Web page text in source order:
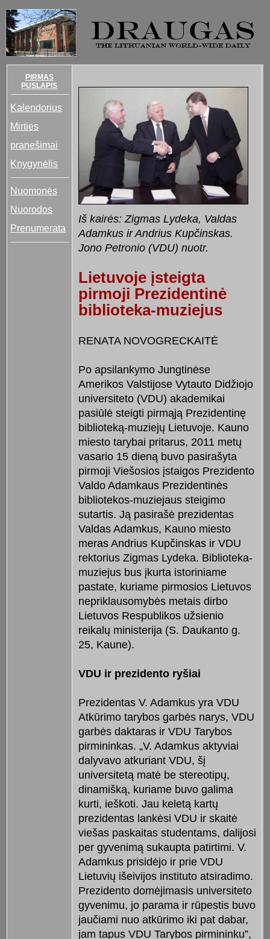
PIRMAS
PUSLAPIS
Kalendorius
Mirties
pranešimai
Knygynėlis
Nuomonės
Nuorodos
Prenumerata
Iš kairės: Zigmas Lydeka, Valdas
Adamkus ir Andrius Kupčinskas.
Jono Petronio (VDU) nuotr.
Lietuvoje įsteigta
pirmoji Prezidentinė
biblioteka-muziejus
RENATA NOVOGRECKAITĖ
Po apsilankymo Jungtinėse
Amerikos Valstijose Vytauto Didžiojo
universiteto (VDU) akademikai
pasiūlė steigti pirmąją Prezidentinę
biblioteką-muziejų Lietuvoje. Kauno
miesto tarybai pritarus, 2011 metų
vasario 15 dieną buvo pasirašyta
pirmoji Viešosios įstaigos Prezidento
Valdo Adamkaus Prezidentinės
bibliotekos-muziejaus steigimo
sutartis. Ją pasirašė prezidentas
Valdas Adamkus, Kauno miesto
meras Andrius Kupčinskas ir VDU
rektorius Zigmas Lydeka. Biblioteka-
muziejus bus įkurta istoriniame
pastate, kuriame pirmosios Lietuvos
nepriklausomybės metais dirbo
Lietuvos Respublikos užsienio
reikalų ministerija (S. Daukanto g.
25, Kaune).
VDU ir prezidento ryšiai
Prezidentas V. Adamkus yra VDU
Atkūrimo tarybos garbės narys, VDU
garbės daktaras ir VDU Tarybos
pirmininkas. „V. Adamkus aktyviai
dalyvavo atkuriant VDU, šį
universitetą matė be stereotipų,
dinamišką, kuriame buvo galima
kurti, ieškoti. Jau keletą kartų
prezidentas lankėsi VDU ir skaitė
viešas paskaitas studentams, dalijosi
per gyvenimą sukaupta patirtimi. V.
Adamkus prisidėjo ir prie VDU
Lietuvių išeivijos instituto atsiradimo.
Prezidento domėjimasis universiteto
gyvenimu, jo parama ir rūpestis buvo
jaučiami nuo atkūrimo iki pat dabar,
jam tapus VDU Tarybos pirmininku”,